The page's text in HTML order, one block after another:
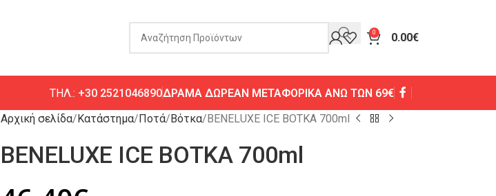
0 0.00€
ΤΗΛ.: +30 2521046890ΔΡΑΜΑ ΔΩΡΕΑΝ ΜΕΤΑΦΟΡΙΚΑ ΑΝΩ ΤΩΝ 69€
Αρχική σελίδα Κατάστημα Ποτά Βότκα BENELUXE ICE ΒΟΤΚΑ 700ml
BENELUXE ICE ΒΟΤΚΑ 700ml